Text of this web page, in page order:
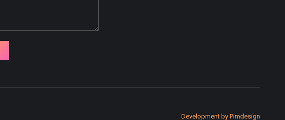
Development by Pimdesign